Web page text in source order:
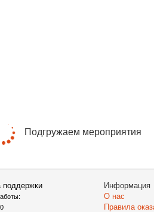
Подгружаем мероприятия
Информация
О нас
Правила